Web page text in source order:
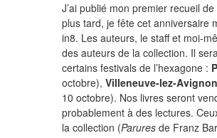
J’ai publié mon premier recueil
plus tard, je fête cet anniversaire
in8. Les auteurs, le staff et moi-
des auteurs de la collection. Il
certains festivals de l’hexagone :
octobre), Villeneuve-lez-Avignon
10 octobre). Nos livres seront
probablement à des lectures.
la collection (Parures de Franz